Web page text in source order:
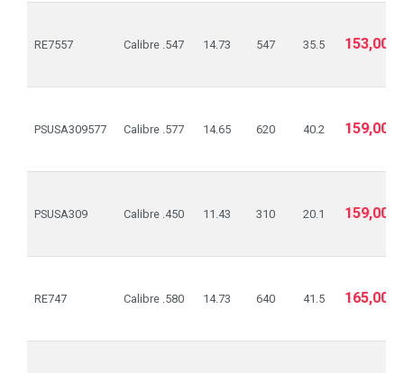
RE7557 Calibre .547 14.73 547 35.5 153,00€
PSUSA309577 Calibre .577 14.65 620 40.2 159,00€
PSUSA309 Calibre .450 11.43 310 20.1 159,00€
RE747 Calibre .580 14.73 640 41.5 165,00€